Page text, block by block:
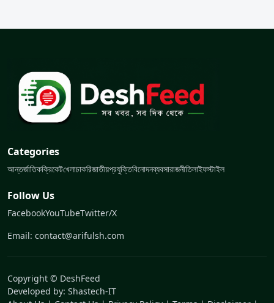
Categories
আন্তর্জাতিকক্রিকেটখেলাচাকরিজাতীয়প্রযুক্তিবিনোদনব্যবসারাজনীতিলাইফস্টাইল
Follow Us
FacebookYouTubeTwitter/X
Email: contact@arifulsh.com
Copyright © DeshFeed
Developed by: Shastech-IT